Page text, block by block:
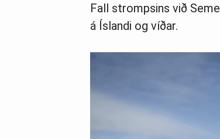
Fall strompsins við
á Íslandi og víðar.